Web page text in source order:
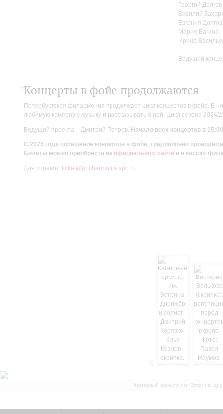
Георгий
Василий
Евгения
Мария Багина
Ирина
Ведущий
Концерты в фойе продолжаются
Петербургская филармония продолжает цикл концертов в фойе. В
любимую камерную музыку и рассказывать о ней. Цикл сезона
Ведущий проекта – Дмитрий Петров. Начало всех концертов в
С 2025 года посещение концертов в фойе, традиционно
Билеты можно приобрести на официальном сайте и в кассах
Для справок: ticket@philharmonia.spb.ru
Камерный оркестр им. Эстрина,